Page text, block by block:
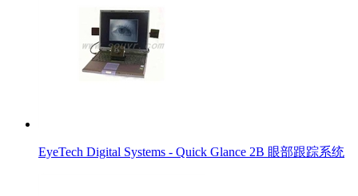
EyeTech Digital Systems - Quick Glance 2B 眼部跟踪系统